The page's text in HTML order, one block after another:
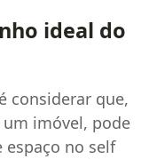
ideal do
considerar que,
um imóvel, pode
espaço no self